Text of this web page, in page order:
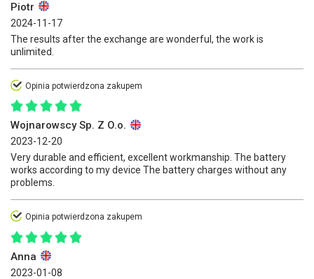
Piotr
2024-11-17
The results after the exchange are wonderful, the work is
unlimited.
Opinia potwierdzona zakupem
Wojnarowscy Sp. Z O.o.
2023-12-20
Very durable and efficient, excellent workmanship. The battery
works according to my device The battery charges without any
problems.
Opinia potwierdzona zakupem
Anna
2023-01-08